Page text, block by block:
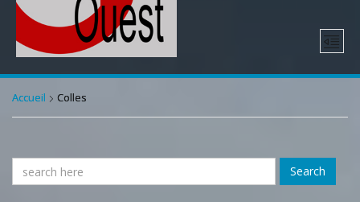
Accueil Colles
Search